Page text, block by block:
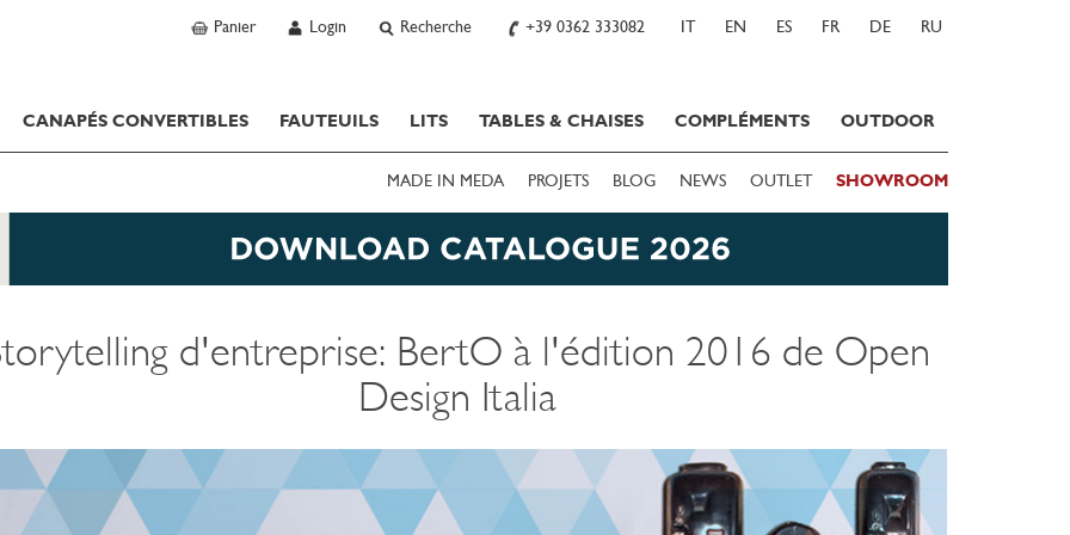
Panier Login Recherche +39 0362 333082 IT EN ES FR DE RU
CANAPÉS CONVERTIBLES FAUTEUILS LITS TABLES & CHAISES COMPLÉMENTS OUTDOOR
MADE IN MEDA PROJETS BLOG NEWS OUTLET SHOWROOM
d'entreprise: BertO à l'édition 2016 de Open
Design Italia